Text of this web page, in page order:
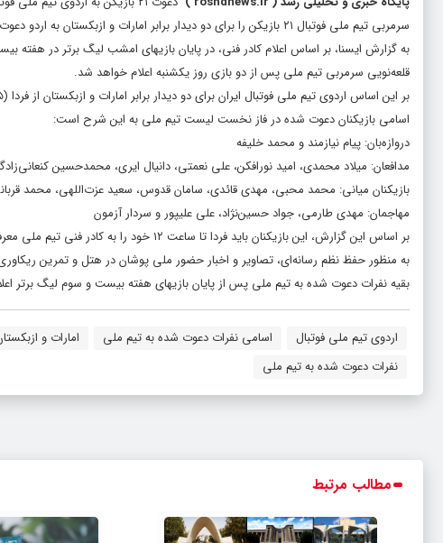
سرمربی تیم ملی فوتبال ٢١ بازیکن را برای دو دیدار برابر امارات و ازبکستان به اردو دعوت کرد.
قلعه‌نویی سرمربی تیم ملی پس از دو بازی روز یکشنبه اعلام خواهد شد.
بر این اساس اردوی تیم ملی فوتبال ایران برای دو دیدار برابر امارات و ازبکستان از فردا (٢۵ اسفند) در مرکز ملی فوتبال آغاز خواهد شد.
اسامی بازیکنان دعوت شده در فاز نخست لیست تیم ملی به این شرح است:
دروازه‌بان: پیام نیازمند و محمد خلیفه
مدافعان: میلاد محمدی، امید نورافکن، علی نعمتی، دانیال ایری، محمدحسین
بازیکنان میانی: محمد محبی، مهدی قائدی، سامان قدوس، سعید عزت‌اللهی، محمد
مهاجمان: مهدی طارمی، جواد حسین‌نژاد، علی علیپور و سردار آزمون
بر اساس این گزارش، این بازیکنان باید فردا تا ساعت ۱۲ خود را به کادر فنی تیم ملی معرفی کنند.
به منظور حفظ نظم رسانه‌ای، تصاویر و اخبار حضور ملی‌ پوشان در هتل و تمرین ریکاوری ملی‌پوشان در روز ٢۵ اسفند از طریق رسانه‌ی رسمی
بقیه نفرات دعوت شده به تیم ملی پس از پایان بازیهای هفته بیست و سوم لیگ برتر
اردوی تیم ملی فوتبال اسامی نفرات دعوت شده به تیم ملی امارات و
نفرات دعوت شده به تیم ملی
مطالب مرتبط